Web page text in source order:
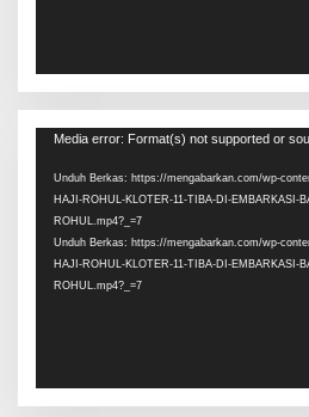
Pemutar
Media error: Format(s) not supported or
Unduh Berkas: https://mengabarkan.com/wp-
HAJI-ROHUL-KLOTER-11-TIBA-DI-EMBARKASI-
ROHUL.mp4?_=7
Unduh Berkas: https://mengabarkan.com/wp-
HAJI-ROHUL-KLOTER-11-TIBA-DI-EMBARKASI-
ROHUL.mp4?_=7